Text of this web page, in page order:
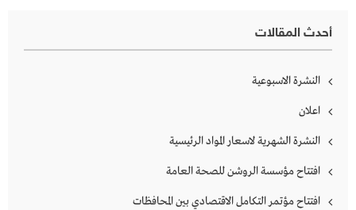
أحدث المقالات
النشرة الاسبوعية
اعلان
النشرة الشهرية لاسعار المواد الرئيسية
افتتاح مؤسسة الروشن للصحة العامة
افتتاح مؤتمر التكامل الاقتصادي بين المحافظات